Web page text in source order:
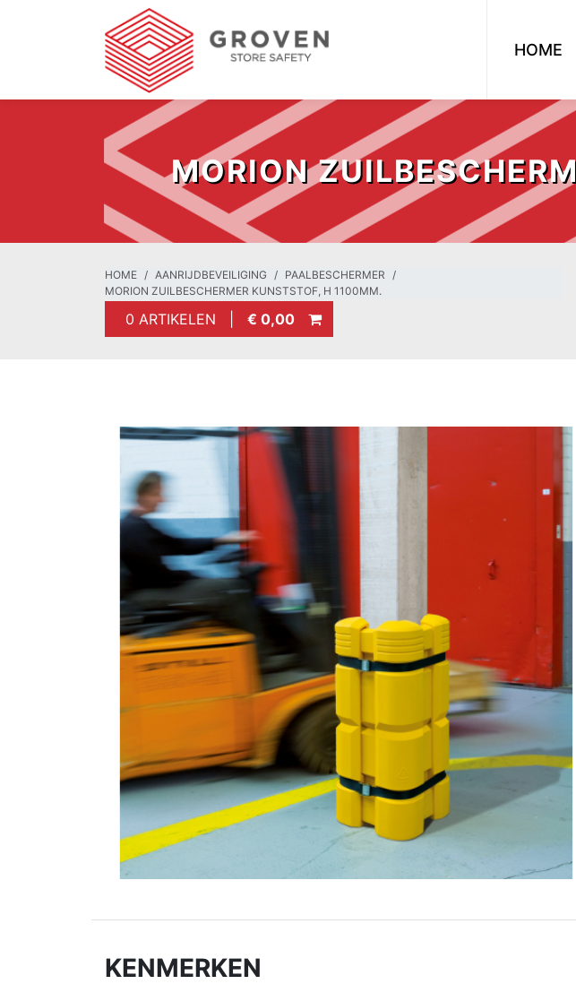
HOME
MORION
HOME AANRIJDBEVEILIGING
PAALBESCHERMER
MORION ZUILBESCHERMER KUNSTSTOF, H 1100MM.
0 ARTIKELEN | € 0,00
KENMERKEN